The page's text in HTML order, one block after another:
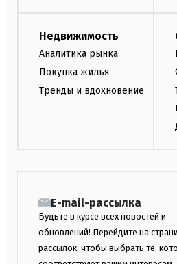
Недвижимость
Аналитика рынка
Покупка жилья
Тренды и вдохновение
E-mail-рассылка
Будьте в курсе всех новостей и
обновлений! Перейдите на
рассылок, чтобы выбрать те,